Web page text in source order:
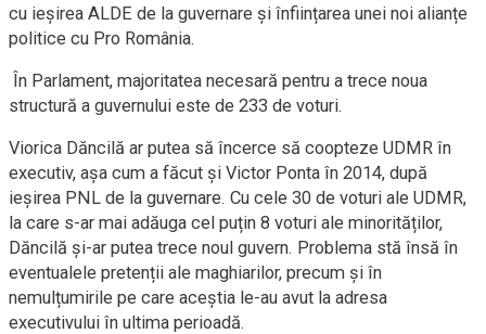
cu ieșirea ALDE de la guvernare și înființarea unei noi alianțe
politice cu Pro România.
În Parlament, majoritatea necesară pentru a trece noua
structură a guvernului este de 233 de voturi.
Viorica Dăncilă ar putea să încerce să coopteze UDMR în
executiv, așa cum a făcut și Victor Ponta în 2014, după
ieșirea PNL de la guvernare. Cu cele 30 de voturi ale UDMR,
la care s-ar mai adăuga cel puțin 8 voturi ale minorităților,
Dăncilă și-ar putea trece noul guvern. Problema stă însă în
eventualele pretenții ale maghiarilor, precum și în
nemulțumirile pe care aceștia le-au avut la adresa
executivului în ultima perioadă.